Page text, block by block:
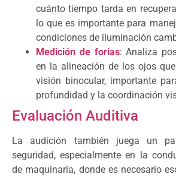
cuánto tiempo tarda en
lo que es importante para
condiciones de iluminación
Medición de forias: Analiza
en la alineación de los ojos
visión binocular, importante
profundidad y la coordinación
Evaluación Auditiva
La audición también juega un
seguridad, especialmente en la
de maquinaria, donde es necesario